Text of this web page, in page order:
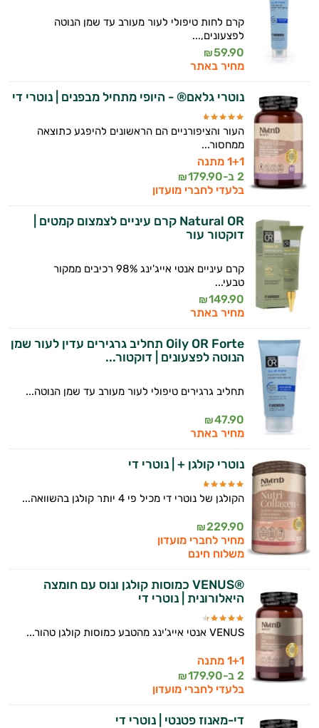
קרם לחות טיפולי לעור מעורב עד שמן הנוטה
לפצעונים,...
59.90
₪
מחיר באתר
נוטרי גלאם® - היופי מתחיל מבפנים | נוטרי די
העור והציפורניים הם הראשונים להיפגע כתוצאה
ממחסור...
1+1 מתנה
2 ב-
179.90
₪
בלעדי לחברי מועדון
Natural OR קרם עיניים לצמצום קמטים |
דוקטור עור
קרם עיניים אנטי אייג'ינג 98% רכיבים ממקור
טבעי...
149.90
₪
מחיר באתר
Oily OR Forte תחליב גרגירים עדין לעור שמן
הנוטה לפצעונים | דוקטור...
תחליב גרגירים טיפולי לעור מעורב עד שמן הנוטה...
47.90
₪
מחיר באתר
נוטרי קולגן + | נוטרי די
הקולגן של נוטרי די מכיל פי 4 יותר קולגן בהשוואה...
229.90
₪
מחיר לחברי מועדון
משלוח חינם
®VENUS כמוסות קולגן ונוס עם חומצה
היאלורונית | נוטרי די
VENUS אנטי אייג'ינג מהטבע כמוסות קולגן טהור...
1+1 מתנה
2 ב-
179.90
₪
בלעדי לחברי מועדון
די-מאנוז פטנטי | נוטרי די
התזונה ומוצרי הבריאות המדויקים למטרות
ולמצב הגופני שלך, ולהסביר לך אילו רכיבים
עובדים יחד כדי למקסם תוצאות גם בחיי היום
יום וגם בתחום הכושר והספורט.
אישיות מבוססות מדעית.
זה הזמן להתחיל. איך אוכל לעזור?